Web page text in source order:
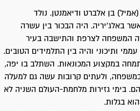
בן אלברט ודיאמנטן. נולד
אשר באלג'יריה. היה הבכור בין עשרה
המשפחה לצרפת והתישבה בעיר
ותיכוני והיה בין התלמידים הטובים.
במקצוע המכונאות. השתלב בו יפה,
ולעתים קרובות עשה גם למעלה
בימי גזירות מלחמת-העולם השניה לא
בגלות.